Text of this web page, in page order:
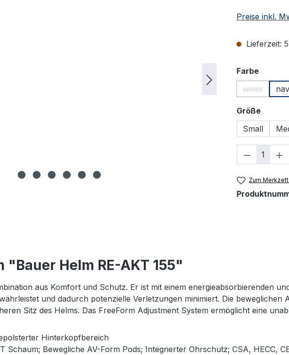
Preise inkl.
Lieferzeit:
Farbe
weiss
(Diese
Größe
Small
Zum
Helm RE-AKT 155"
aus Komfort und Schutz. Er ist mit einem energieabsorbierenden
und dadurch potenzielle Verletzungen minimiert. Die beweglichen
Sitz des Helms. Das FreeForm Adjustment System ermöglicht eine
Hinterkopfbereich
Schaum; Bewegliche AV-Form Pods; Integrierter Ohrschutz; CSA, HECC,